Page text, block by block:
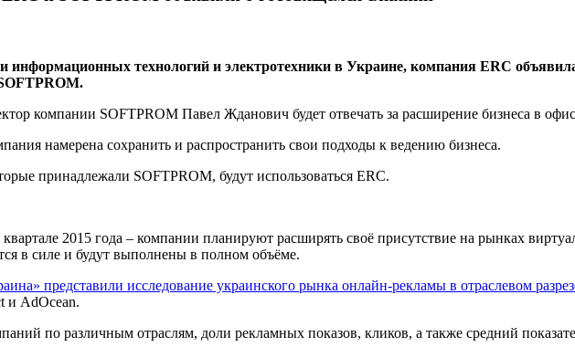
технологий и электротехники в Украине, компания ERC
компании SOFTPROM Павел Жданович будет отвечать за расширение бизнеса в
намерена сохранить и распространить свои подходы к ведению бизнеса.
принадлежали SOFTPROM, будут использоваться ERC.
2015 года – компании планируют расширять своё присутствие на рынках
в силе и будут выполнены в полном объёме.
представили исследование украинского рынка онлайн-рекламы в отраслевом
и AdOcean.
по различным отраслям, доли рекламных показов, кликов, а также средний